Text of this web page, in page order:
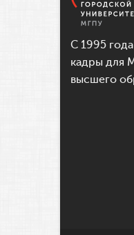
С 1995
кадры для
высшего